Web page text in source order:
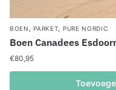
BOEN PARKET PURE NORDIC
Boen Canadees
€80,95